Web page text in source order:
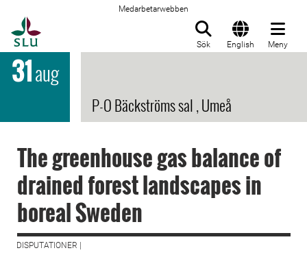
Medarbetarwebben
Sök English Meny
31aug
P-O Bäckströms sal , Umeå
The greenhouse gas balance of
drained forest landscapes in
boreal Sweden
DISPUTATIONER |